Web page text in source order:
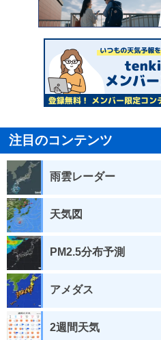
注目のコンテンツ
雨雲レーダー
天気図
PM2.5分布予測
アメダス
2週間天気